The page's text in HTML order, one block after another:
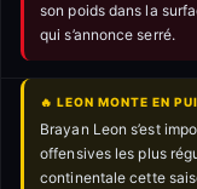
son poids dans la
qui s’annonce serré.
🔥 LEON MONTE EN
Brayan Leon s’est
offensives les plus
continentale cette